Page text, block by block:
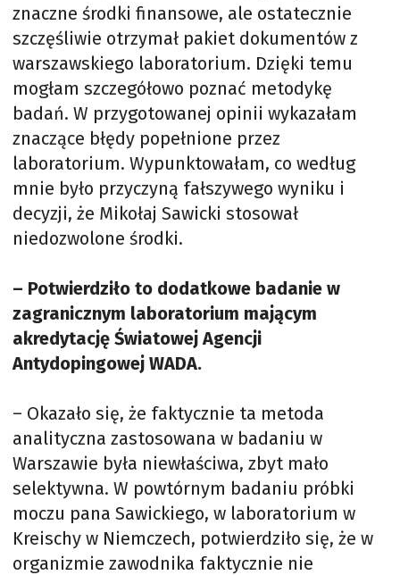
znaczne środki finansowe, ale ostatecznie
szczęśliwie otrzymał pakiet dokumentów z
warszawskiego laboratorium. Dzięki temu
mogłam szczegółowo poznać metodykę
badań. W przygotowanej opinii wykazałam
znaczące błędy popełnione przez
laboratorium. Wypunktowałam, co według
mnie było przyczyną fałszywego wyniku i
decyzji, że Mikołaj Sawicki stosował
niedozwolone środki.
– Potwierdziło to dodatkowe badanie w
zagranicznym laboratorium mającym
akredytację Światowej Agencji
Antydopingowej WADA.
– Okazało się, że faktycznie ta metoda
analityczna zastosowana w badaniu w
Warszawie była niewłaściwa, zbyt mało
selektywna. W powtórnym badaniu próbki
moczu pana Sawickiego, w laboratorium w
Kreischy w Niemczech, potwierdziło się, że w
organizmie zawodnika faktycznie nie